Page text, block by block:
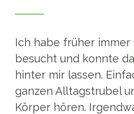
Ich habe früher immer
besucht und konnte
hinter mir lassen.
ganzen Alltagstrubel
Körper hören.